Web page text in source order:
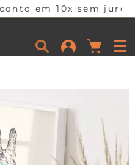
sem juros por tempo